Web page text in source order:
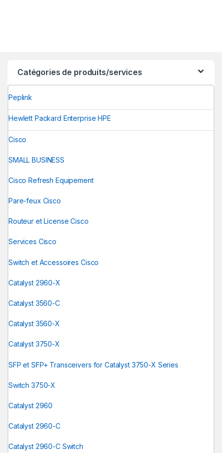
Catégories de produits/services
Peplink
Hewlett Packard Enterprise HPE
Cisco
SMALL BUSINESS
Cisco Refresh Equipement
Pare-feux Cisco
Routeur et License Cisco
Services Cisco
Switch et Accessoires Cisco
Catalyst 2960-X
Catalyst 3560-C
Catalyst 3560-X
Catalyst 3750-X
SFP et SFP+ Transceivers for Catalyst 3750-X Series
Switch 3750-X
Catalyst 2960
Catalyst 2960-C
Catalyst 2960-C Switch